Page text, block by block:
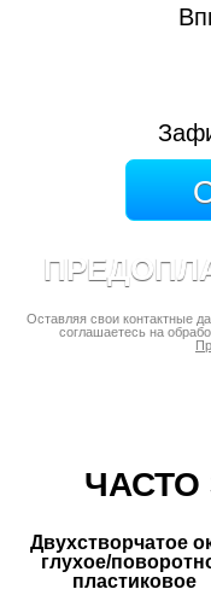
Оставляя свои контактные
соглашаетесь на
Двухстворчатое
глухое/
пластиковое